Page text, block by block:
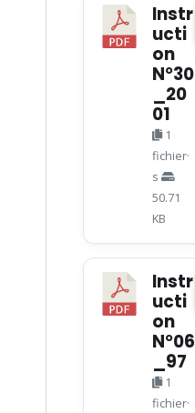
Instr
ucti
on
N°30
_20
01
1
fichier·
s
50.71
KB
Instr
ucti
on
N°06
_97
1
fichier·